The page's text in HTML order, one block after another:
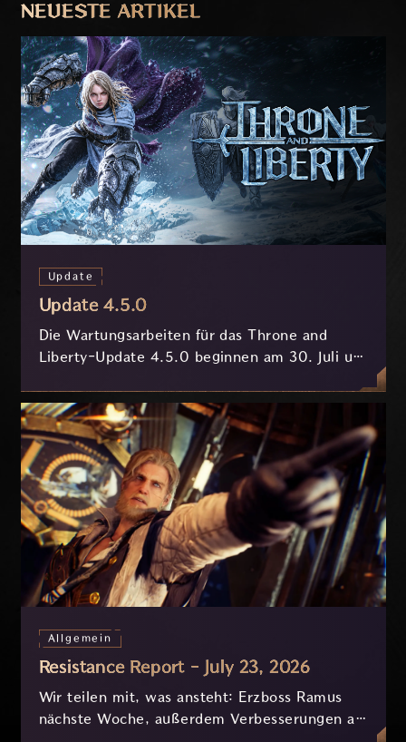
NEUESTE ARTIKEL
Update
Update 4.5.0
Die Wartungsarbeiten für das Throne and
Liberty-Update 4.5.0 beginnen am 30. Juli um
Stunden.
Allgemein
Resistance Report - July 23, 2026
Wir teilen mit, was ansteht: Erzboss Ramus
nächste Woche, außerdem Verbesserungen an